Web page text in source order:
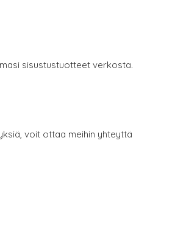
sisustustuotteet verkosta.
voit ottaa meihin yhteyttä